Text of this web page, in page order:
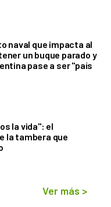
naval que impacta al
un buque parado y
pase a ser "país
la vida": el
la tambera que
Ver más >